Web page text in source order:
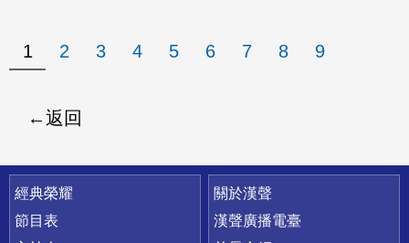
1 2 3 4 5 6 7 8 9
返回
快速連結
經典榮耀
節目表
關於漢聲
漢聲廣播電臺